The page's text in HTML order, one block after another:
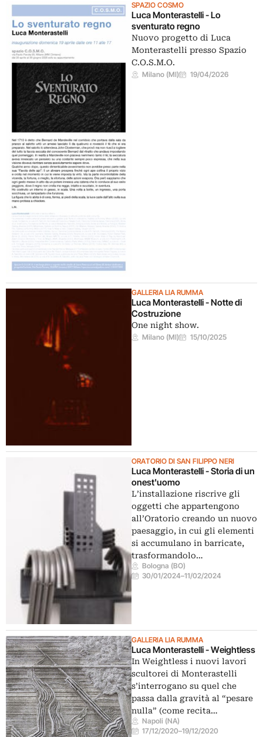
SPAZIO COSMO
Luca Monterastelli - Lo
sventurato regno
Nuovo progetto di Luca
Monterastelli presso Spazio
C.O.S.M.O.
Milano (MI) 19/04/2026
GALLERIA LIA RUMMA
Luca Monterastelli - Notte di
Costruzione
One night show.
Milano (MI) 15/10/2025
ORATORIO DI SAN FILIPPO NERI
Luca Monterastelli - Storia di un
onest'uomo
L’installazione riscrive gli
oggetti che appartengono
all’Oratorio creando un nuovo
paesaggio, in cui gli elementi
si accumulano in barricate,
trasformandolo…
Bologna (BO)
30/01/2024–11/02/2024
GALLERIA LIA RUMMA
Luca Monterastelli - Weightless
In Weightless i nuovi lavori
scultorei di Monterastelli
s’interrogano su quel che
passa dalla gravità al “pesare
nulla” (come recita…
Napoli (NA)
17/12/2020–19/12/2020